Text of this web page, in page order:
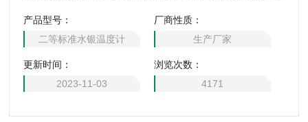
以用来检测效验其他一切非标温度计的准确度，是目前我国在
检定和传递中温范围内温度值的主，上海行知仪表厂 ： 5668
1404。
产品型号：
二等标准水银温度计
厂商性质：
生产厂家
更新时间：
2023-11-03
浏览次数：
4171